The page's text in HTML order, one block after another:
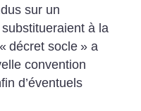
sur un
à la
décret socle » a
convention
d’éventuels